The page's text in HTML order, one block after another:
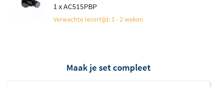
1 x AC515PBP
Verwachte levertijd: 1 - 2 weken
Maak je set compleet